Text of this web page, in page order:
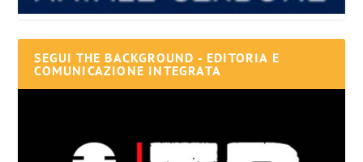
SEGUI THE BACKGROUND - EDITORIA E
COMUNICAZIONE INTEGRATA